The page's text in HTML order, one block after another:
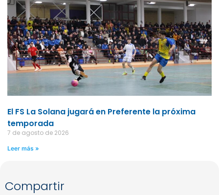
El FS La Solana jugará en Preferente la próxima
temporada
7 de agosto de 2026
Leer más »
Compartir